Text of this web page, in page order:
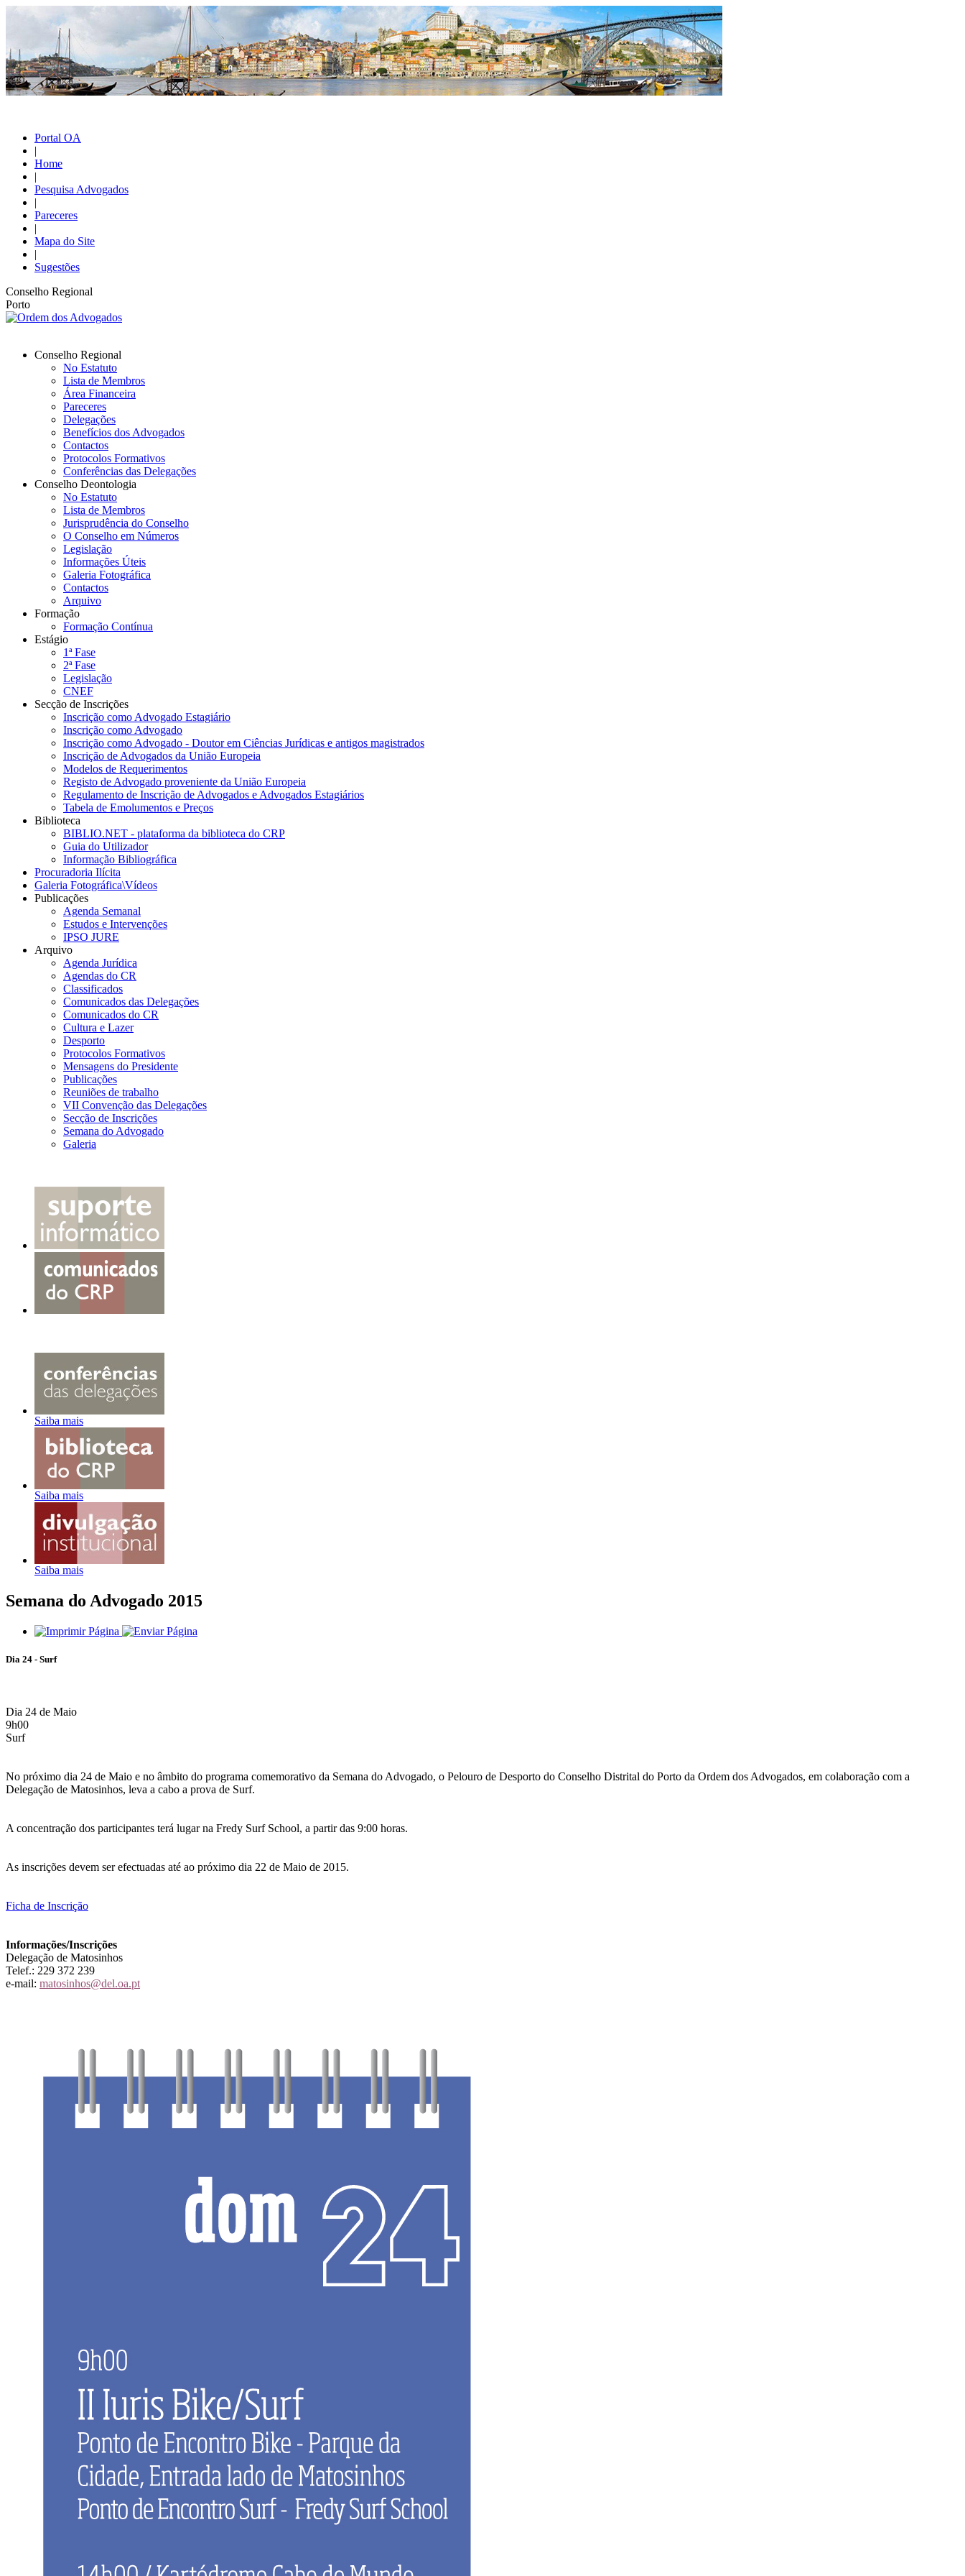
Portal OA
|
Home
|
Pesquisa Advogados
|
Pareceres
|
Mapa do Site
|
Sugestões
Conselho Regional
Porto
Conselho Regional
No Estatuto
Lista de Membros
Área Financeira
Pareceres
Delegações
Benefícios dos Advogados
Contactos
Protocolos Formativos
Conferências das Delegações
Conselho Deontologia
No Estatuto
Lista de Membros
Jurisprudência do Conselho
O Conselho em Números
Legislação
Informações Úteis
Galeria Fotográfica
Contactos
Arquivo
Formação
Formação Contínua
Estágio
1ª Fase
2ª Fase
Legislação
CNEF
Secção de Inscrições
Inscrição como Advogado Estagiário
Inscrição como Advogado
Inscrição como Advogado - Doutor em Ciências Jurídicas e antigos magistrados
Inscrição de Advogados da União Europeia
Modelos de Requerimentos
Registo de Advogado proveniente da União Europeia
Regulamento de Inscrição de Advogados e Advogados Estagiários
Tabela de Emolumentos e Preços
Biblioteca
BIBLIO.NET - plataforma da biblioteca do CRP
Guia do Utilizador
Informação Bibliográfica
Procuradoria Ilícita
Galeria Fotográfica\Vídeos
Publicações
Agenda Semanal
Estudos e Intervenções
IPSO JURE
Arquivo
Agenda Jurídica
Agendas do CR
Classificados
Comunicados das Delegações
Comunicados do CR
Cultura e Lazer
Desporto
Protocolos Formativos
Mensagens do Presidente
Publicações
Reuniões de trabalho
VII Convenção das Delegações
Secção de Inscrições
Semana do Advogado
Galeria
Saiba mais
Saiba mais
Saiba mais
Semana do Advogado 2015
Dia 24 - Surf
Dia 24 de Maio
9h00
Surf
No próximo dia 24 de Maio e no âmbito do programa comemorativo da Semana do Advogado, o Pelouro de Desporto do Conselho Distrital do Porto da Ordem dos Advogados, em colaboração com a
Delegação de Matosinhos, leva a cabo a prova de Surf.
A concentração dos participantes terá lugar na Fredy Surf School, a partir das 9:00 horas.
As inscrições devem ser efectuadas até ao próximo dia 22 de Maio de 2015.
Ficha de Inscrição
Informações/Inscrições
Delegação de Matosinhos
Telef.: 229 372 239
e-mail: matosinhos@del.oa.pt